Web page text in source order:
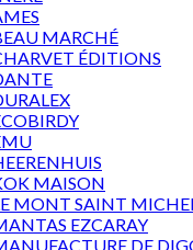
MARCHÉ
ÉDITIONS
MAISON
MONT SAINT
EZCARAY
DE